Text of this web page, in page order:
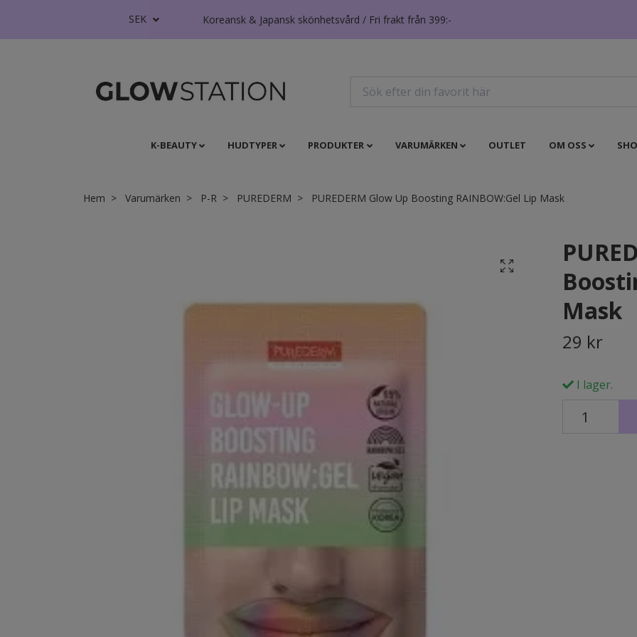
SEK Koreansk & Japansk skönhetsvård / Fri frakt från 399:-
K-BEAUTY HUDTYPER PRODUKTER VARUMÄRKEN OUTLET OM OSS
Hem Varumärken P-R PUREDERM PUREDERM Glow Up Boosting RAINBOW:Gel Lip Mask
Mask
29 kr
I lager.